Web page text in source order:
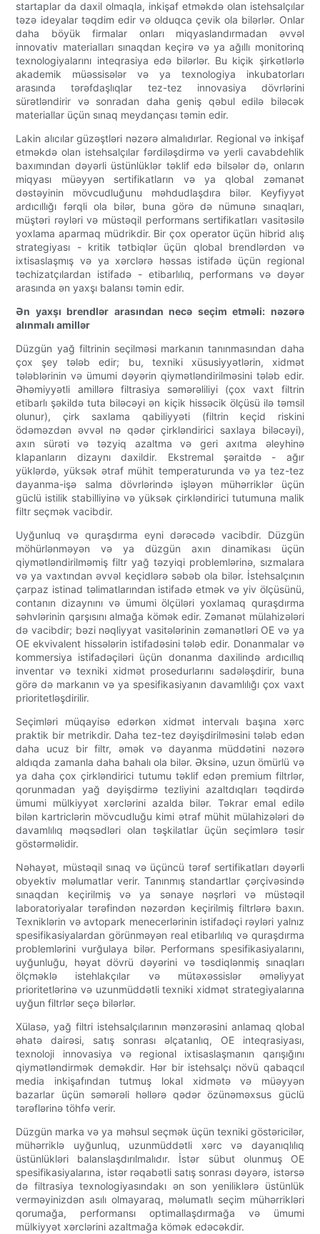
startaplar da daxil olmaqla, inkişaf etməkdə olan istehsalçılar
təzə ideyalar təqdim edir və olduqca çevik ola bilərlər. Onlar
daha böyük firmalar onları miqyaslandırmadan əvvəl
innovativ materialları sınaqdan keçirə və ya ağıllı monitorinq
texnologiyalarını inteqrasiya edə bilərlər. Bu kiçik şirkətlərlə
akademik müəssisələr və ya texnologiya inkubatorları
arasında tərəfdaşlıqlar tez-tez innovasiya dövrlərini
sürətləndirir və sonradan daha geniş qəbul edilə biləcək
materiallar üçün sınaq meydançası təmin edir.
Lakin alıcılar güzəştləri nəzərə almalıdırlar. Regional və inkişaf
etməkdə olan istehsalçılar fərdiləşdirmə və yerli cavabdehlik
baxımından dəyərli üstünlüklər təklif edə bilsələr də, onların
miqyası müəyyən sertifikatların və ya qlobal zəmanət
dəstəyinin mövcudluğunu məhdudlaşdıra bilər. Keyfiyyət
ardıcıllığı fərqli ola bilər, buna görə də nümunə sınaqları,
müştəri rəyləri və müstəqil performans sertifikatları vasitəsilə
yoxlama aparmaq müdrikdir. Bir çox operator üçün hibrid alış
strategiyası - kritik tətbiqlər üçün qlobal brendlərdən və
ixtisaslaşmış və ya xərclərə həssas istifadə üçün regional
təchizatçılardan istifadə - etibarlılıq, performans və dəyər
arasında ən yaxşı balansı təmin edir.
Ən yaxşı brendlər arasından necə seçim etməli: nəzərə
alınmalı amillər
Düzgün yağ filtrinin seçilməsi markanın tanınmasından daha
çox şey tələb edir; bu, texniki xüsusiyyətlərin, xidmət
tələblərinin və ümumi dəyərin qiymətləndirilməsini tələb edir.
Əhəmiyyətli amillərə filtrasiya səmərəliliyi (çox vaxt filtrin
etibarlı şəkildə tuta biləcəyi ən kiçik hissəcik ölçüsü ilə təmsil
olunur), çirk saxlama qabiliyyəti (filtrin keçid riskini
ödəməzdən əvvəl nə qədər çirkləndirici saxlaya biləcəyi),
axın sürəti və təzyiq azaltma və geri axıtma əleyhinə
klapanların dizaynı daxildir. Ekstremal şəraitdə - ağır
yüklərdə, yüksək ətraf mühit temperaturunda və ya tez-tez
dayanma-işə salma dövrlərində işləyən mühərriklər üçün
güclü istilik stabilliyinə və yüksək çirkləndirici tutumuna malik
filtr seçmək vacibdir.
Uyğunluq və quraşdırma eyni dərəcədə vacibdir. Düzgün
möhürlənməyən və ya düzgün axın dinamikası üçün
qiymətləndirilməmiş filtr yağ təzyiqi problemlərinə, sızmalara
və ya vaxtından əvvəl keçidlərə səbəb ola bilər. İstehsalçının
çarpaz istinad təlimatlarından istifadə etmək və yiv ölçüsünü,
contanın dizaynını və ümumi ölçüləri yoxlamaq quraşdırma
səhvlərinin qarşısını almağa kömək edir. Zəmanət mülahizələri
də vacibdir; bəzi nəqliyyat vasitələrinin zəmanətləri OE və ya
OE ekvivalent hissələrin istifadəsini tələb edir. Donanmalar və
kommersiya istifadəçiləri üçün donanma daxilində ardıcıllıq
inventar və texniki xidmət prosedurlarını sadələşdirir, buna
görə də markanın və ya spesifikasiyanın davamlılığı çox vaxt
prioritetləşdirilir.
Seçimləri müqayisə edərkən xidmət intervalı başına xərc
praktik bir metrikdir. Daha tez-tez dəyişdirilməsini tələb edən
daha ucuz bir filtr, əmək və dayanma müddətini nəzərə
aldıqda zamanla daha bahalı ola bilər. Əksinə, uzun ömürlü və
ya daha çox çirkləndirici tutumu təklif edən premium filtrlər,
qorunmadan yağ dəyişdirmə tezliyini azaltdıqları təqdirdə
ümumi mülkiyyət xərclərini azalda bilər. Təkrar emal edilə
bilən kartriclərin mövcudluğu kimi ətraf mühit mülahizələri də
davamlılıq məqsədləri olan təşkilatlar üçün seçimlərə təsir
göstərməlidir.
Nəhayət, müstəqil sınaq və üçüncü tərəf sertifikatları dəyərli
obyektiv məlumatlar verir. Tanınmış standartlar çərçivəsində
sınaqdan keçirilmiş və ya sənaye nəşrləri və müstəqil
laboratoriyalar tərəfindən nəzərdən keçirilmiş filtrlərə baxın.
Texniklərin və avtopark menecerlərinin istifadəçi rəyləri yalnız
spesifikasiyalardan görünməyən real etibarlılıq və quraşdırma
problemlərini vurğulaya bilər. Performans spesifikasiyalarını,
uyğunluğu, həyat dövrü dəyərini və təsdiqlənmiş sınaqları
ölçməklə istehlakçılar və mütəxəssislər əməliyyat
prioritetlərinə və uzunmüddətli texniki xidmət strategiyalarına
uyğun filtrlər seçə bilərlər.
Xülasə, yağ filtri istehsalçılarının mənzərəsini anlamaq qlobal
əhatə dairəsi, satış sonrası əlçatanlıq, OE inteqrasiyası,
texnoloji innovasiya və regional ixtisaslaşmanın qarışığını
qiymətləndirmək deməkdir. Hər bir istehsalçı növü qabaqcıl
media inkişafından tutmuş lokal xidmətə və müəyyən
bazarlar üçün səmərəli həllərə qədər özünəməxsus güclü
tərəflərinə töhfə verir.
Düzgün marka və ya məhsul seçmək üçün texniki göstəricilər,
mühərriklə uyğunluq, uzunmüddətli xərc və dayanıqlılıq
üstünlükləri balanslaşdırılmalıdır. İstər sübut olunmuş OE
spesifikasiyalarına, istər rəqabətli satış sonrası dəyərə, istərsə
də filtrasiya texnologiyasındakı ən son yeniliklərə üstünlük
verməyinizdən asılı olmayaraq, məlumatlı seçim mühərrikləri
qorumağa, performansı optimallaşdırmağa və ümumi
mülkiyyət xərclərini azaltmağa kömək edəcəkdir.